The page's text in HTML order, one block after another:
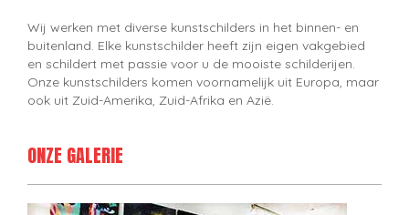
Wij werken met diverse kunstschilders in het binnen- en
buitenland. Elke kunstschilder heeft zijn eigen vakgebied
en schildert met passie voor u de mooiste schilderijen.
Onze kunstschilders komen voornamelijk uit Europa, maar
ook uit Zuid-Amerika, Zuid-Afrika en Azië.
ONZE GALERIE